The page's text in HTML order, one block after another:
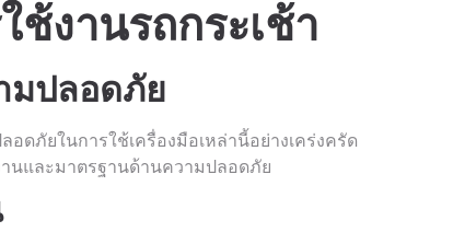
งานรถกระเช้า
มปลอดภัย
ภัยในการใช้เครื่องมือเหล่านี้อย่างเคร่งครัด
นและมาตรฐานด้านความปลอดภัย